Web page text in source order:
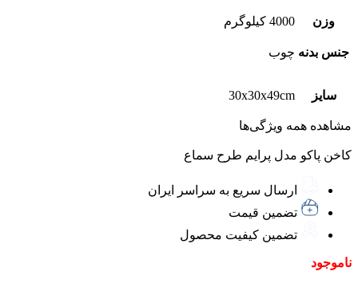
وزن 4000 کیلوگرم
جنس بدنه چوب
سایز 30x30x49cm
مشاهده همه ویژگی‌ها
کاخن پاکو مدل پرایم طرح سماع
ارسال سریع به سراسر ایران
تضمین قیمت
تضمین کیفیت محصول
ناموجود